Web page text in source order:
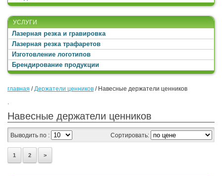
УСЛУГИ
Лазерная резка и гравировка
Лазерная резка трафаретов
Изготовление логотипов
Брендирование продукции
главная /Держатели ценников / Навесные держатели ценников
.
Навесные держатели ценников
Выводить по : Сортировать:
1 2 >